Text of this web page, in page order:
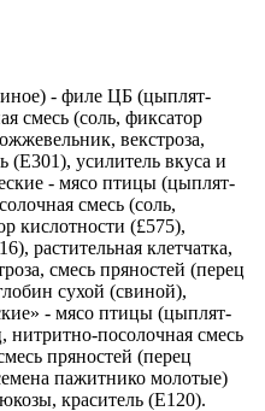
- филе ЦБ (цыплят-
смесь (соль, фиксатор
векстроза,
(Е301), усилитель вкуса и
- мясо птицы (цыплят-
смесь (соль,
кислотности (£575),
растительная клетчатка,
смесь пряностей (перец
сухой (свиной),
- мясо птицы (цыплят-
посолочная смесь
пряностей (перец
пажитнико молотые)
краситель (Е120).